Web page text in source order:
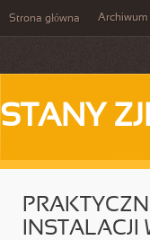
Strona główna Archiwum
STANY
INSTALACJI